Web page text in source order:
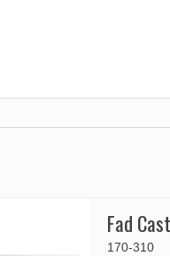
Fad
170-310